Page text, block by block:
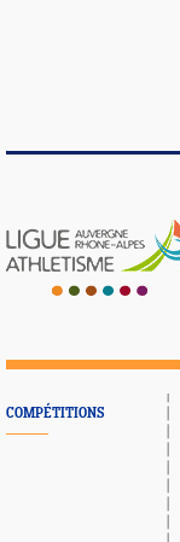
COMPÉTITIONS